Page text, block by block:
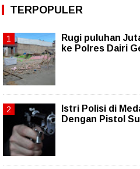
TERPOPULER
Rugi puluhan
ke Polres Dairi
Istri Polisi di
Dengan Pistol